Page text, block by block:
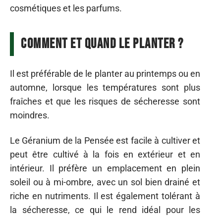
cosmétiques et les parfums.
Comment et quand le planter ?
Il est préférable de le planter au printemps ou en
automne, lorsque les températures sont plus
fraîches et que les risques de sécheresse sont
moindres.
Le Géranium de la Pensée est facile à cultiver et
peut être cultivé à la fois en extérieur et en
intérieur. Il préfère un emplacement en plein
soleil ou à mi-ombre, avec un sol bien drainé et
riche en nutriments. Il est également tolérant à
la sécheresse, ce qui le rend idéal pour les